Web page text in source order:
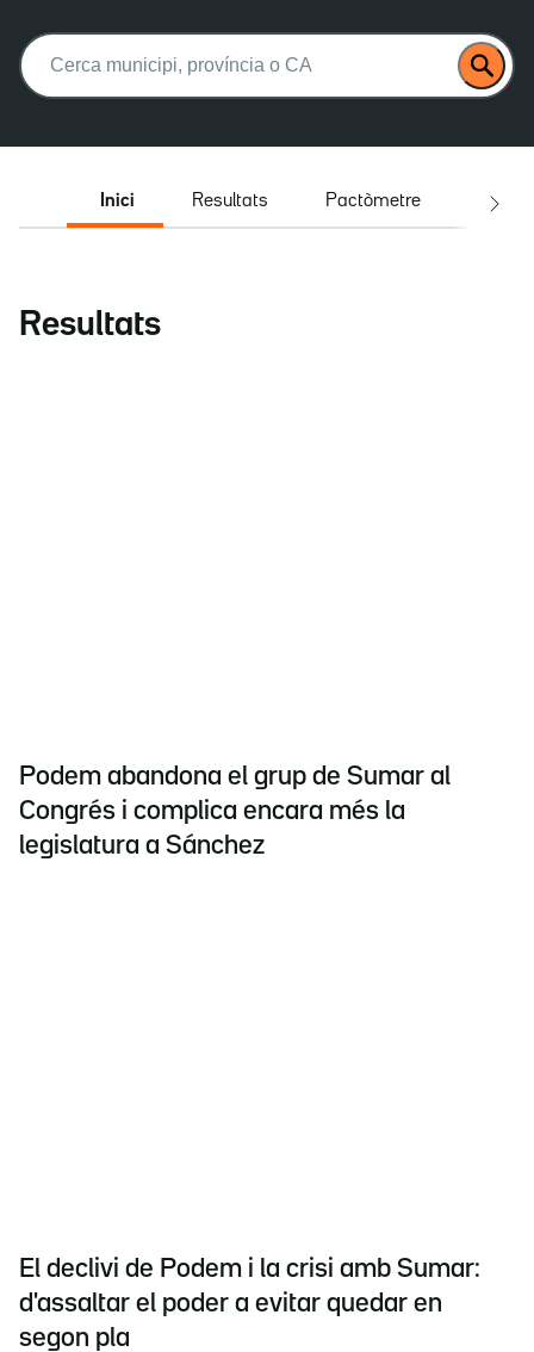
Buscar:
Inici Resultats Pactòmetre
Resultats
Podem abandona el grup de Sumar al
Congrés i complica encara més la
legislatura a Sánchez
El declivi de Podem i la crisi amb Sumar:
d'assaltar el poder a evitar quedar en
segon pla